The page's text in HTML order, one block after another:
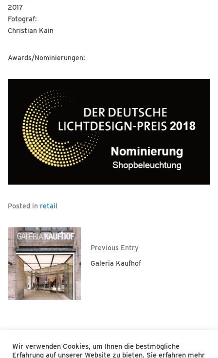
2017
Fotograf:
Christian Kain
Awards/Nominierungen:
Posted in retail
Previous Entry
Galeria Kaufhof
2026
Wir verwenden Cookies, um Ihnen die bestmögliche
Erfahrung auf unserer Website zu bieten. Sie erfahren mehr